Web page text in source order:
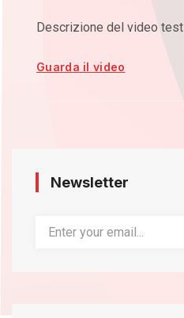
Descrizione del video test
Guarda il video
Newsletter